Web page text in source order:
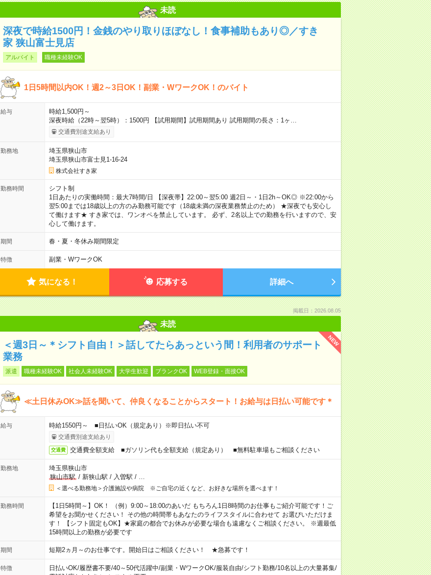
未読
深夜で時給1500円！金銭のやり取りほぼなし！食事補助もあり◎／すき
家 狭山富士見店
アルバイト 職種未経験OK
1日5時間以内OK！週2～3日OK！副業・WワークOK！のバイト
給与
時給1,500円～
深夜時給（22時～翌5時）：1500円 【試用期間】試用期間あり 試用期間の長さ：1ヶ…
交通費別途支給あり
勤務地
埼玉県狭山市
埼玉県狭山市富士見1-16-24
株式会社すき家
勤務時間
シフト制
1日あたりの実働時間：最大7時間/日 【深夜帯】22:00～翌5:00 週2日～・1日2h～OK◎ ※22:00から
翌5:00までは18歳以上の方のみ勤務可能です（18歳未満の深夜業務禁止のため） ★深夜でも安心し
て働けます★ すき家では、ワンオペを禁止しています。 必ず、2名以上での勤務を行いますので、安
心して働けます。
期間 春・夏・冬休み期間限定
特徴 副業・WワークOK
気になる！ 応募する 詳細へ
掲載日：2026.08.05
未読
NEW
＜週3日～＊シフト自由！＞話してたらあっという間！利用者のサポート
業務
派遣 職種未経験OK 社会人未経験OK 大学生歓迎 ブランクOK WEB登録・面接OK
≪土日休みOK≫話を聞いて、仲良くなることからスタート！お給与は日払い可能です＊
給与 時給1550円～ ■日払いOK（規定あり）※即日払い不可
交通費別途支給あり
交通費 交通費全額支給 ■ガソリン代も全額支給（規定あり） ■無料駐車場もご相談ください
勤務地
埼玉県狭山市
狭山市駅/ 新狭山駅 / 入曽駅 /
＜選べる勤務地＞介護施設や病院 ※ご自宅の近くなど、お好きな場所を選べます！
勤務時間
【1日5時間～】OK！ （例）9:00～18:00のあいだ もちろん1日8時間のお仕事もご紹介可能です！ご
希望をお聞かせください！ その他の時間帯もあなたのライフスタイルに合わせて お選びいただけま
す！ 【シフト固定もOK】★家庭の都合でお休みが必要な場合も遠慮なくご相談ください。 ※週最低
15時間以上の勤務が必要です
期間 短期2ヵ月～のお仕事です。開始日はご相談ください！ ★急募です！
特徴 日払いOK/履歴書不要/40～50代活躍中/副業・WワークOK/服装自由/シフト勤務/10名以上の大量募集/